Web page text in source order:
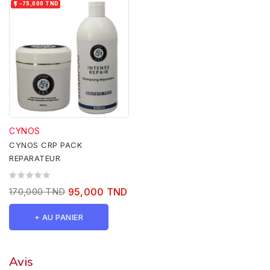
 -75,000 TND
CYNOS
CYNOS CRP PACK
REPARATEUR
170,000 TND 95,000 TND
+ AU PANIER
Avis